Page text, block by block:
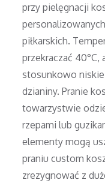
przy pielęgnacji
piłkarskich.
przekraczać
stosunkowo
dzianiny. Pranie
towarzystwie
rzepami lub
elementy mogą
praniu custom
zrezygnować z